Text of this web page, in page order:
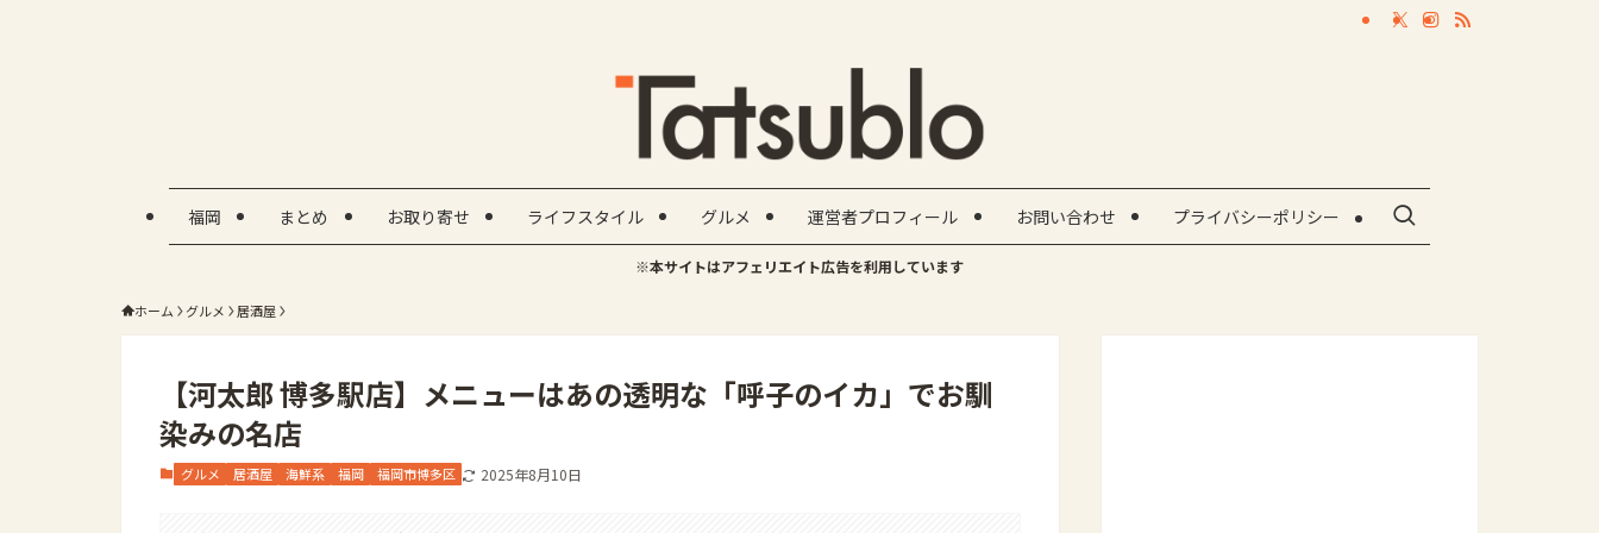
福岡 まとめ お取り寄せ ライフスタイル グルメ 運営者プロフィール お問い合わせ プライバシーポリシー
※本サイトはアフェリエイト広告を利用しています
ホーム グルメ 居酒屋
【河太郎 博多駅店】メニューはあの透明な「呼子のイカ」でお馴
染みの名店
グルメ 居酒屋 海鮮系 福岡 福岡市博多区 2025年8月10日